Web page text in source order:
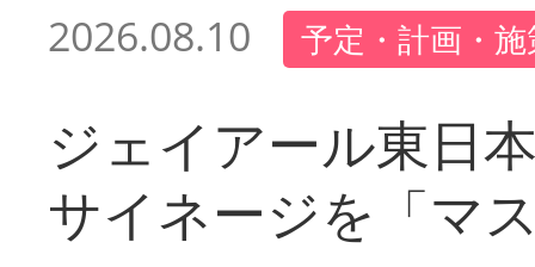
2026.08.10 予定・計画・
ジェイアール東日
サイネージを「マ